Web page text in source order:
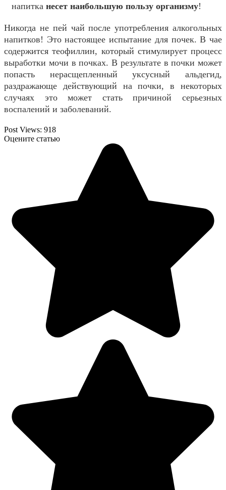
напитка несет наибольшую пользу организму!
Никогда не пей чай после употребления алкогольных
напитков! Это настоящее испытание для почек. В чае
содержится теофиллин, который стимулирует процесс
выработки мочи в почках. В результате в почки может
попасть нерасщепленный уксусный альдегид,
раздражающе действующий на почки, в некоторых
случаях это может стать причиной серьезных
воспалений и заболеваний.
Post Views: 918
Оцените статью